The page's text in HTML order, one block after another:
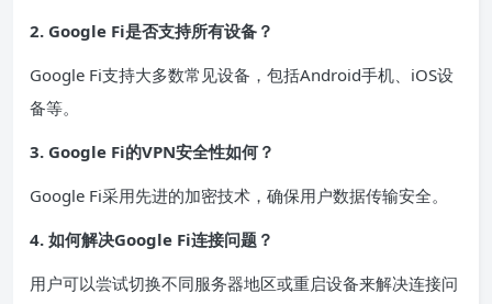
2. Google Fi是否支持所有设备？
Google Fi支持大多数常见设备，包括Android手机、iOS设
备等。
3. Google Fi的VPN安全性如何？
Google Fi采用先进的加密技术，确保用户数据传输安全。
4. 如何解决Google Fi连接问题？
用户可以尝试切换不同服务器地区或重启设备来解决连接问